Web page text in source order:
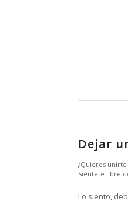
Dejar
¿Quieres
Siéntete libre
Lo siento,